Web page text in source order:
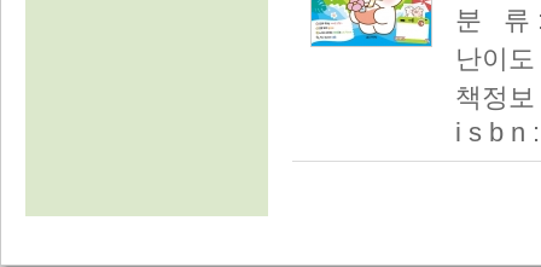
분 류
난이
책정
i s b n